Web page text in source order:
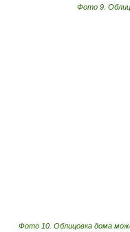
Фото 9.
Фото 10. Облицовка дома